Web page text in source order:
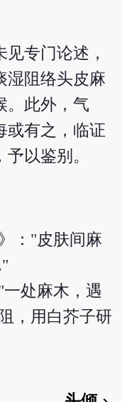
专门论述，
湿阻络头皮麻
。此外，气
或有之，临证
以鉴别。
："皮肤间麻
一处麻木，遇
，用白芥子研